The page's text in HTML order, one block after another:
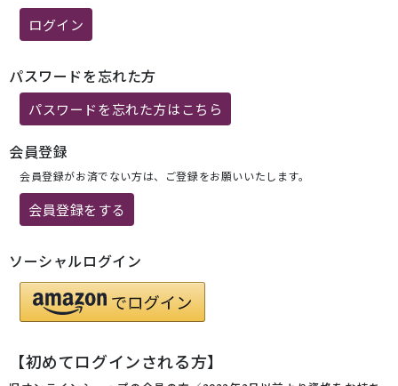
ログイン
パスワードを忘れた方
パスワードを忘れた方はこちら
会員登録
会員登録がお済でない方は、ご登録をお願いいたします。
会員登録をする
ソーシャルログイン
【初めてログインされる方】